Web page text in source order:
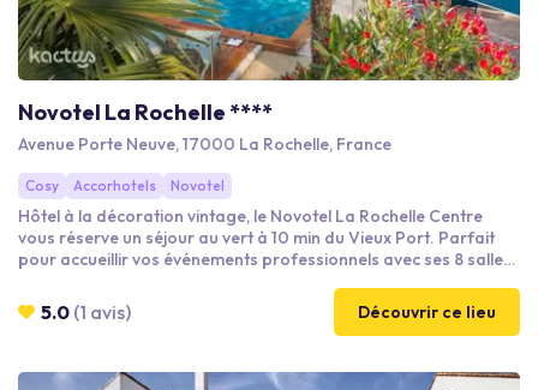
Novotel La Rochelle ****
Avenue Porte Neuve, 17000 La Rochelle, France
Cosy Accorhotels Novotel
Hôtel à la décoration vintage, le Novotel La Rochelle Centre
vous réserve un séjour au vert à 10 min du Vieux Port. Parfait
pour accueillir vos événements professionnels avec ses 8 salles
gratuit avec 4 bornes électriques, notre hôtel saura aussi vous
détendre avec sa terrasse située au bord de la piscine, chauffée
cuisine locale et savoureuse dans un décor aux couleurs
5.0 (1 avis) Découvrir ce lieu